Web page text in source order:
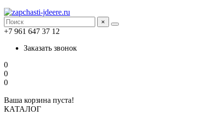
×
+7 961 647 37 12
Заказать звонок
0
0
0
Ваша корзина пуста!
КАТАЛОГ